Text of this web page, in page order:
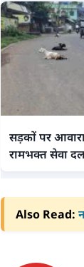
सड़कों पर
रामभक्त सेवा दल
Also Read: